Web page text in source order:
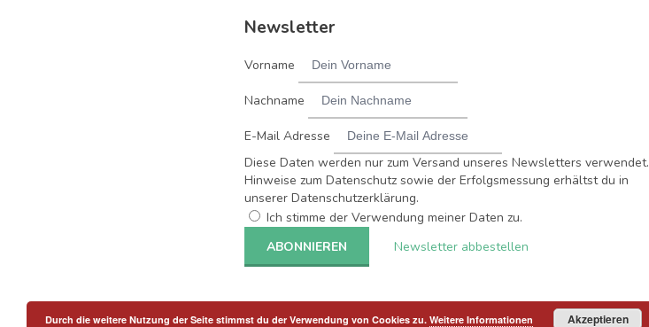
Newsletter
Vorname
Nachname
E-Mail Adresse
Diese Daten werden nur zum Versand unseres Newsletters verwendet.
Hinweise zum Datenschutz sowie der Erfolgsmessung erhältst du in
unserer Datenschutzerklärung.
Ich stimme der Verwendung meiner Daten zu.
Newsletter abbestellen
Durch die weitere Nutzung der Seite stimmst du der Verwendung von Cookies zu. Weitere Informationen Akzeptieren